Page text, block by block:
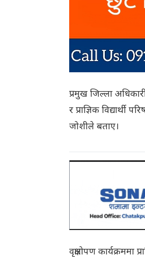
प्रमुख जिल्ला
र प्राज्ञिक विद्यार्थी
जोशीले बताए।
वृक्षारोपण